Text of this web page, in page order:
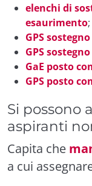
elenchi di
esaurimento;
GPS
GPS
GaE posto
GPS posto
Si possono
aspiranti
Capita che
a cui